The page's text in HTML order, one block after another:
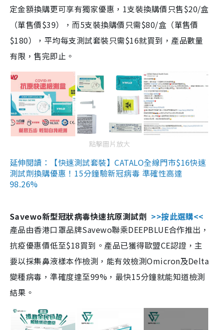
定金額換購更可享有獨家優惠，1支裝換購價只售$20/盒
（單售價$39），而5支裝換購價只需$80/盒（單售價
$180），平均每支測試套裝只需$16就買到，產品數量
有限，售完即止。
點擊圖片放大
延伸閱讀：【快速測試套裝】CATALO全線門市$16快速
測試劑換購優惠！15分鐘驗新冠病毒 準確性高達
98.26%
Savewo新型冠狀病毒快速抗原測試劑 >>按此選購<<
產品由香港口罩品牌Savewo聯乘DEEPBLUE合作推出，
抗疫優惠價低至$18買到。產品已獲得歐盟CE認證，主
要以採集鼻液樣本作檢測，能有效檢測Omicron及Delta
變種病毒，準確度達至99%，最快15分鐘就能知道檢測
結果。